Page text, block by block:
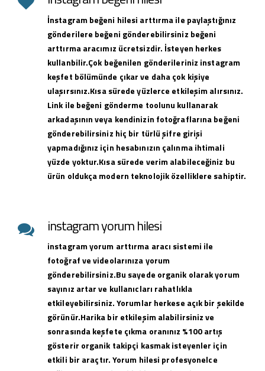
İnstagram beğeni hilesi arttırma ile paylaştığınız
gönderilere beğeni gönderebilirsiniz beğeni
arttırma aracımız ücretsizdir. İsteyen herkes
kullanbilir.Çok beğenilen gönderileriniz instagram
keşfet bölümünde çıkar ve daha çok kişiye
ulaşırsınız.Kısa sürede yüzlerce etkileşim alırsınız.
Link ile beğeni gönderme toolunu kullanarak
arkadaşının veya kendinizin fotoğraflarına beğeni
gönderebilirsiniz hiç bir türlü şifre girişi
yapmadığınız için hesabınızın çalınma ihtimali
yüzde yoktur.Kısa sürede verim alabileceğiniz bu
ürün oldukça modern teknolojik özelliklere sahiptir.
instagram yorum hilesi
instagram yorum arttırma aracı sistemi ile
fotoğraf ve videolarınıza yorum
gönderebilirsiniz.Bu sayede organik olarak yorum
sayınız artar ve kullanıcları rahatlıkla
etkileyebilirsiniz. Yorumlar herkese açık bir şekilde
görünür.Harika bir etkileşim alabilirsiniz ve
sonrasında keşfete çıkma oranınız %100 artış
gösterir organik takipçi kasmak isteyenler için
etkili bir araçtır. Yorum hilesi profesyonelce